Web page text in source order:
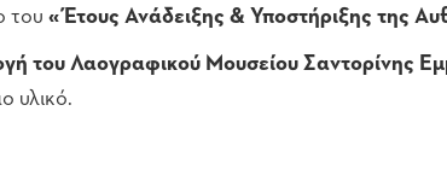
του «Έτους Ανάδειξης & Υποστήριξης της
του Λαογραφικού Μουσείου Σαντορίνης
υλικό.